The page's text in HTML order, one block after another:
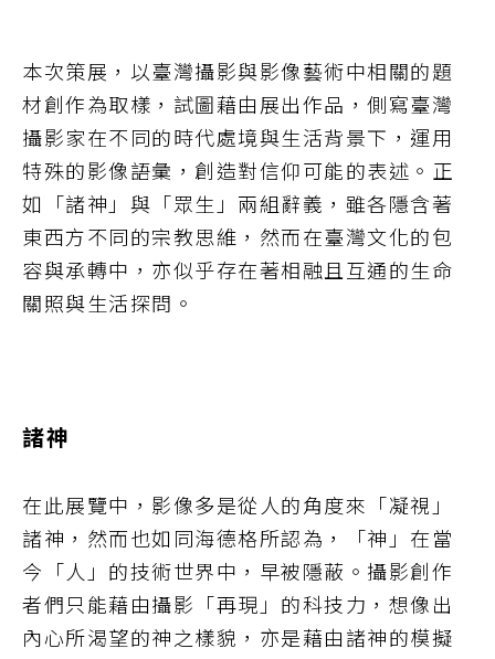
本次策展，以臺灣攝影與影像藝術中相關的題
材創作為取樣，試圖藉由展出作品，側寫臺灣
攝影家在不同的時代處境與生活背景下，運用
特殊的影像語彙，創造對信仰可能的表述。正
如「諸神」與「眾生」兩組辭義，雖各隱含著
東西方不同的宗教思維，然而在臺灣文化的包
容與承轉中，亦似乎存在著相融且互通的生命
關照與生活探問。
諸神
在此展覽中，影像多是從人的角度來「凝視」
諸神，然而也如同海德格所認為，「神」在當
今「人」的技術世界中，早被隱蔽。攝影創作
者們只能藉由攝影「再現」的科技力，想像出
內心所渴望的神之樣貌，亦是藉由諸神的模擬